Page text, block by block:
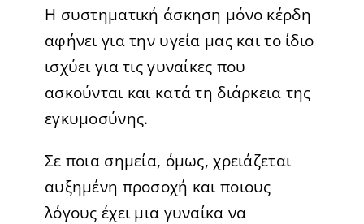
Η συστηματική άσκηση μόνο κέρδη
αφήνει για την υγεία μας και το ίδιο
ισχύει για τις γυναίκες που
ασκούνται και κατά τη διάρκεια της
εγκυμοσύνης.
Σε ποια σημεία, όμως, χρειάζεται
αυξημένη προσοχή και ποιους
λόγους έχει μια γυναίκα να